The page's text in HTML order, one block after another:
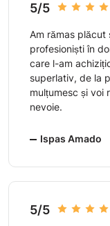
5/5
Am rămas
profesioniști în
care l-am
superlativ, de la
mulțumesc și voi
nevoie.
Ispas Amado
5/5